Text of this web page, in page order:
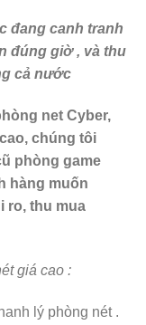
đang canh tranh
đúng giờ , và thu
cả nước
net Cyber,
chúng tôi
phòng game
hàng muốn
ro, thu mua
giá cao :
lý phòng nét .